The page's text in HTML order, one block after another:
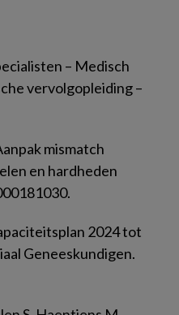
– Medisch
vervolgopleiding –
mismatch
en hardheden
2024 tot
Geneeskundigen.